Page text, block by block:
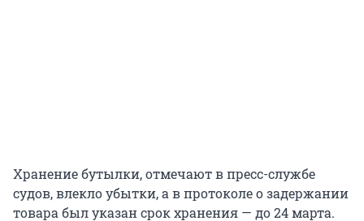
Хранение бутылки, отмечают в пресс-службе
судов, влекло убытки, а в протоколе о задержании
товара был указан срок хранения — до 24 марта.